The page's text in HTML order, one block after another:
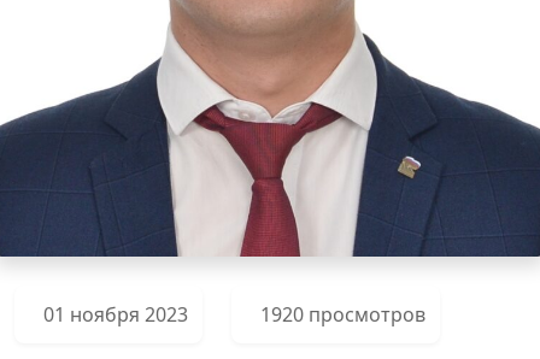
01 ноября 2023 1920 просмотров